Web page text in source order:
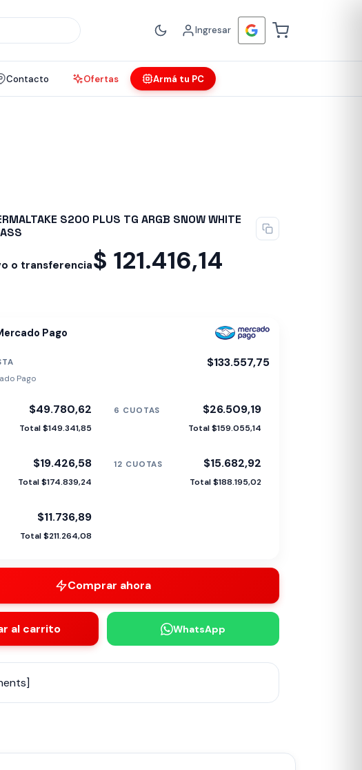
Ingresar
Contacto Ofertas Armá tu PC
S200 PLUS TG ARGB SNOW WHITE
o transferencia$ 121.416,14
Pago
$133.557,75
Pago
$49.780,62
Total $149.341,85
6 CUOTAS $26.509,19
Total $159.055,14
$19.426,58
Total $174.839,24
12 CUOTAS $15.682,92
Total $188.195,02
$11.736,89
Total $211.264,08
Comprar ahora
al carrito WhatsApp